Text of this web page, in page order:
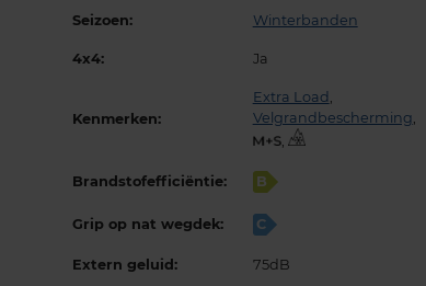
Seizoen: Winterbanden
4x4: Ja
Kenmerken:
Extra Load ,
Velgrandbescherming,
,
Brandstofefficiëntie: B
Grip op nat wegdek: C
Extern geluid: 75dB